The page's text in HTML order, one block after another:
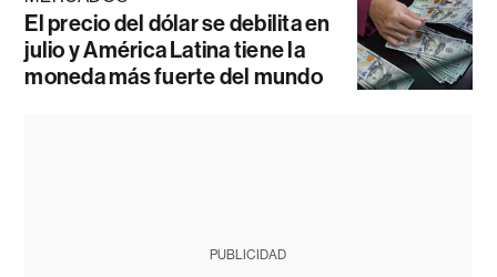
El precio del dólar se debilita en
julio y América Latina tiene la
moneda más fuerte del mundo
PUBLICIDAD